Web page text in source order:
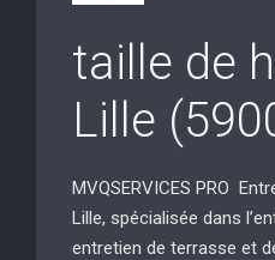
taille de
Lille
MVQSERVICES PRO
Lille, spécialisée dans
entretien de terrasse et